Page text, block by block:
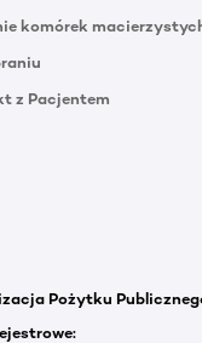
komórek
z Pacjentem
Pożytku